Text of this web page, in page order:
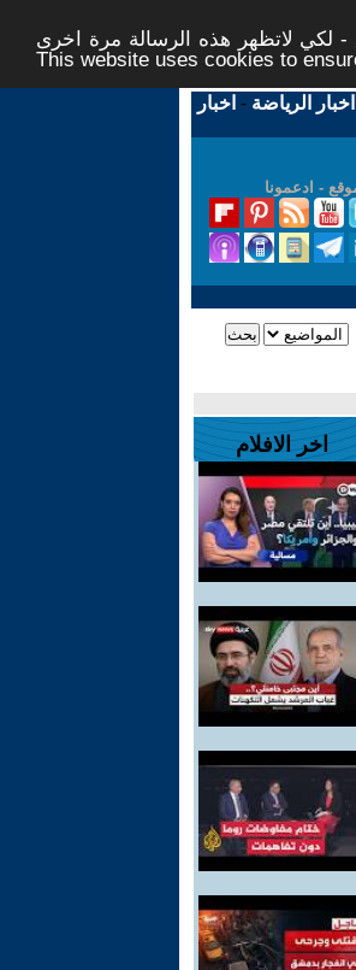
لكي لاتظهر هذه الرسالة مرة اخرى -
This website uses cookies to
اخبار الرياضة - اخبار
- ادعمونا
اخر الافلام